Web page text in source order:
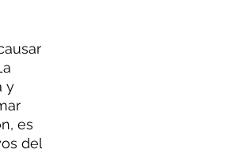
y
es
del